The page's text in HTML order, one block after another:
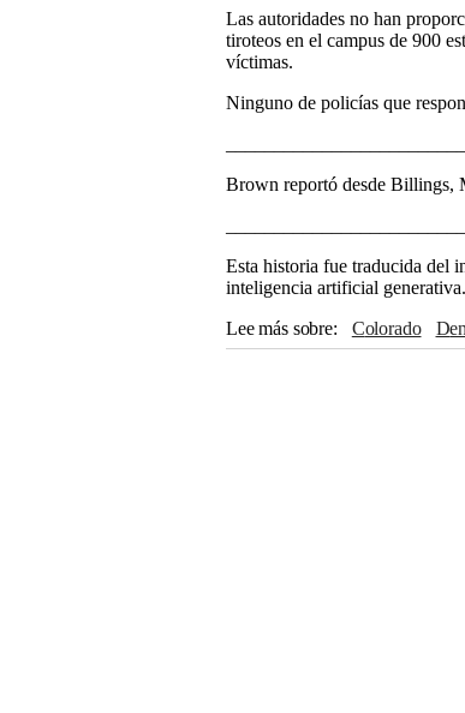
Las autoridades no han
tiroteos en el campus de 900
víctimas.
Ninguno de policías que
Brown reportó desde Billings,
Esta historia fue traducida del
inteligencia artificial generativa.
Lee más sobre
Colorado